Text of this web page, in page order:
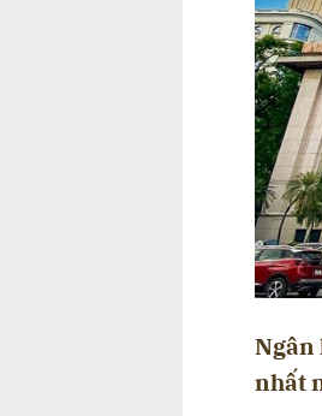
Ngân
nhất